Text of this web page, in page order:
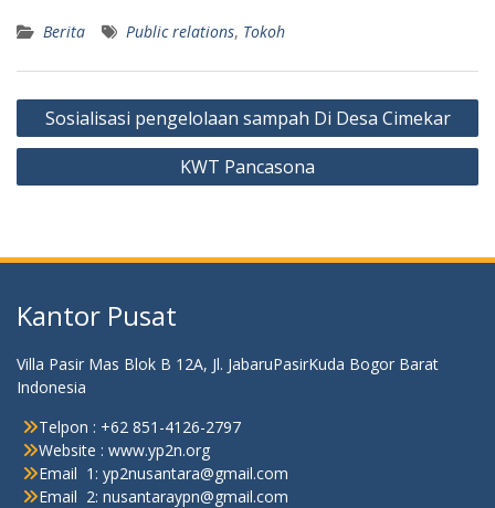
Berita Public relations, Tokoh
Navigasi
pos
Sosialisasi pengelolaan sampah Di Desa Cimekar
KWT Pancasona
Kantor Pusat
Villa Pasir Mas Blok B 12A, Jl. JabaruPasirKuda Bogor Barat
Indonesia
Telpon : +62 851-4126-2797
Website : www.yp2n.org
Email 1: yp2nusantara@gmail.com
Email 2: nusantaraypn@gmail.com